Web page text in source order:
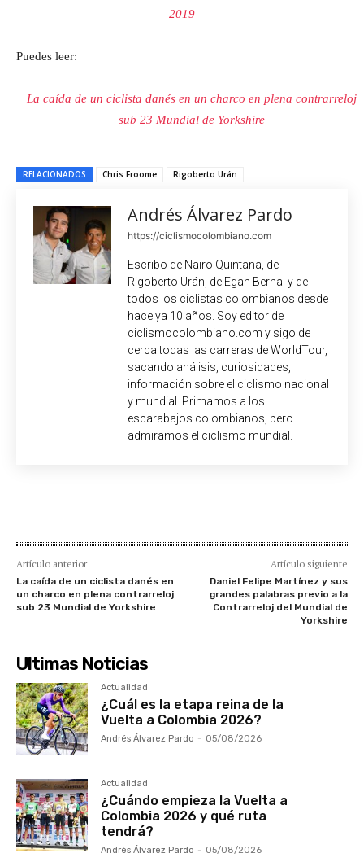
2019
Puedes leer:
La caída de un ciclista danés en un charco en plena contrarreloj
sub 23 Mundial de Yorkshire
RELACIONADOS Chris Froome Rigoberto Urán
Andrés Álvarez Pardo
https://ciclismocolombiano.com
Escribo de Nairo Quintana, de
Rigoberto Urán, de Egan Bernal y de
todos los ciclistas colombianos desde
hace ya 10 años. Soy editor de
ciclismocolombiano.com y sigo de
cerca todas las carreras de WorldTour,
sacando análisis, curiosidades,
información sobre el ciclismo nacional
y mundial. Primamos a los
escarabajos colombianos, pero
admiramos el ciclismo mundial.
Artículo anterior
La caída de un ciclista danés en
un charco en plena contrarreloj
sub 23 Mundial de Yorkshire
Artículo siguiente
Daniel Felipe Martínez y sus
grandes palabras previo a la
Contrarreloj del Mundial de
Yorkshire
Ultimas Noticias
Actualidad
¿Cuál es la etapa reina de la
Vuelta a Colombia 2026?
Andrés Álvarez Pardo - 05/08/2026
Actualidad
¿Cuándo empieza la Vuelta a
Colombia 2026 y qué ruta
tendrá?
Andrés Álvarez Pardo - 05/08/2026